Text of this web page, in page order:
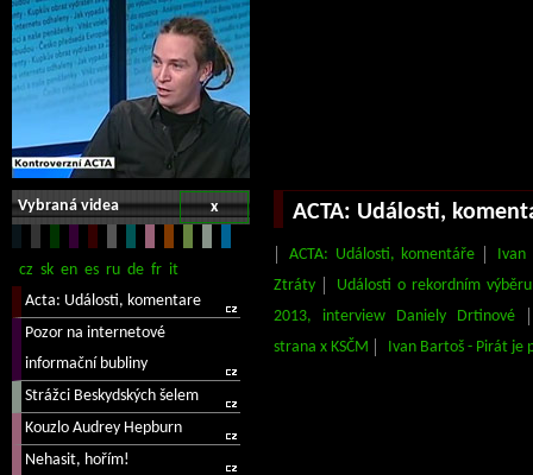
x
Vybraná videa ACTA: Události,
ACTA: Události, komentáře
Ivan
Ztráty
Události o rekordním
2013, interview Daniely Drtinové
strana x KSČM
Ivan Bartoš - Pirát je